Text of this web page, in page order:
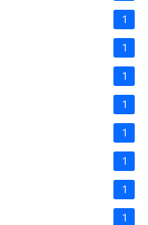
1
1
1
1
1
1
1
1